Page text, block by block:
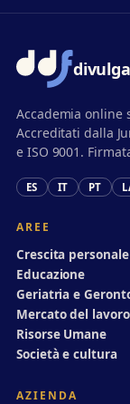
Accademia online
Accreditati dalla
e ISO 9001.
ES IT PT
AREE
Crescita personale
Educazione
Geriatria e
Mercato del lavoro
Risorse Umane
Società e cultura
AZIENDA